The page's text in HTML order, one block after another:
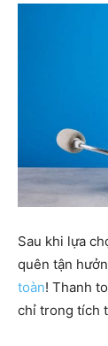
Sau khi lựa
quên tận
toàn! Thanh
chỉ trong tích